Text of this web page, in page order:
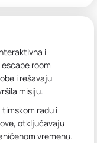
i
room
i rešavaju
misiju.
timskom radu i
otključavaju
vremenu.